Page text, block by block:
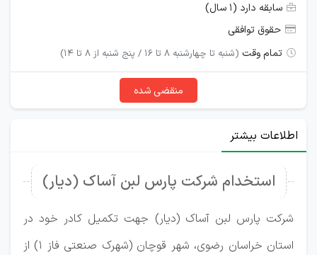
سابقه دارد (۱ سال)
حقوق توافقی
تمام وقت (شنبه تا چهارشنبه 8 تا 16 / پنج شنبه از 8 تا 14)
منقضی شده
اطلاعات بیشتر
استخدام شرکت پارس لبن آساک (دیار)
شرکت پارس لبن آساک (دیار) جهت تکمیل کادر خود در
استان خراسان رضوی، شهر قوچان (شهرک صنعتی فاز 1) از